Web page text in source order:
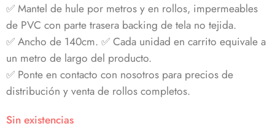
✅ Mantel de hule por metros y en rollos, impermeables
de PVC con parte trasera backing de tela no tejida.
✅ Ancho de 140cm. ✅ Cada unidad en carrito equivale a
un metro de largo del producto.
✅ Ponte en contacto con nosotros para precios de
distribución y venta de rollos completos.
Sin existencias